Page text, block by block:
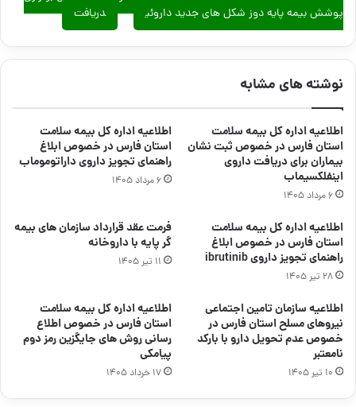
پوشش بیمه پایه دوز شکل های جدید داروئی
دریافت
نوشته های مشابه
اطلاعیه اداره کل بیمه سلامت
استان فارس در خصوص ثبت نشان
بیماران برای دریافت داروی
اینفلکسیماب
۶ مرداد ۱۴۰۵
اطلاعیه اداره کل بیمه سلامت
استان فارس در خصوص ابلاغ
راهنمای تجویز داروی داراتوموماب
۶ مرداد ۱۴۰۵
اطلاعیه اداره کل بیمه سلامت
استان فارس در خصوص ابلاغ
راهنمای تجویز داروی ibrutinib
۲۸ تیر ۱۴۰۵
فرمت عقد قرارداد سازمان های بیمه
گر پایه با داروخانه
۱۱ تیر ۱۴۰۵
اطلاعیه سازمان تامین اجتماعی
نیروهای مسلح استان فارس در
خصوص عدم تحویل دارو با بارکد
نامعتبر
۱۰ تیر ۱۴۰۵
اطلاعیه اداره کل بیمه سلامت
استان فارس در خصوص اطلاع
رسانی روش های جایگزین رمز دوم
پیامکی
۱۷ خرداد ۱۴۰۵